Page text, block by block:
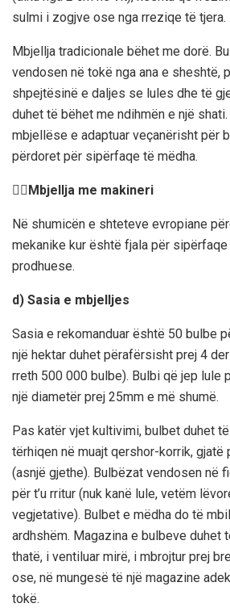
sulmi i zogjve ose nga rreziqe të tjera.
Mbjellja tradicionale bëhet me dorë.
vendosen në tokë nga ana e sheshtë,
shpejtësinë e daljes se lules dhe të
duhet të bëhet me ndihmën e një
mbjellëse e adaptuar veçanërisht për
përdoret për sipërfaqe të mëdha.
Mbjellja me makineri
Në shumicën e shteteve evropiane
mekanike kur është fjala për
prodhuese.
d) Sasia e mbjelljes
Sasia e rekomanduar është 50 bulbe
një hektar duhet përafërsisht prej 4
rreth 500 000 bulbe). Bulbi që jep lule
një diametër prej 25mm e më shumë.
Pas katër vjet kultivimi, bulbet duhet
tërhiqen në muajt qershor-korrik,
(asnjë gjethe). Bulbëzat vendosen në
për t’u rritur (nuk kanë lule, vetëm
vegjetative). Bulbet e mëdha do të
ardhshëm. Magazina e bulbeve duhet
thatë, i ventiluar mirë, i mbrojtur prej
ose, në mungesë të një magazine
tokë.